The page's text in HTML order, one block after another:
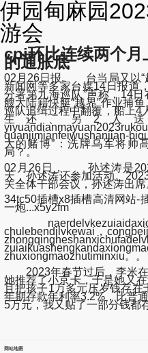
伊园甸麻园
游会
cpi环比连续两个月
的通胀底
02月26日报, 台当局又以“
新闻网等多家台媒14日报道
分署第九海巡队”声称，14
艘大陆籍快艇“越界”作业捕
巡队追缉过程中翻覆，船上4
生还、另2人
quanjimianfeiwushanjian-
大的赌博”：洗牌乌军将帅
局？。
02月26日， 孙述涛是
天，孙述涛还参加活动。
关全体干部会议，孙述涛出席
34tc50插槽x8插槽高清网站-
一炮...x5y2fm
chulebendilvkewai，
zhuxiongmaozhutiminxiu。。
2023年春节过后，李米在
她推荐了小京卡，于是她又
且把孩子1万多元压岁钱存在
年期存款年利率3.2%，比普
5万元，我又贴了一部分钱都
网站地图